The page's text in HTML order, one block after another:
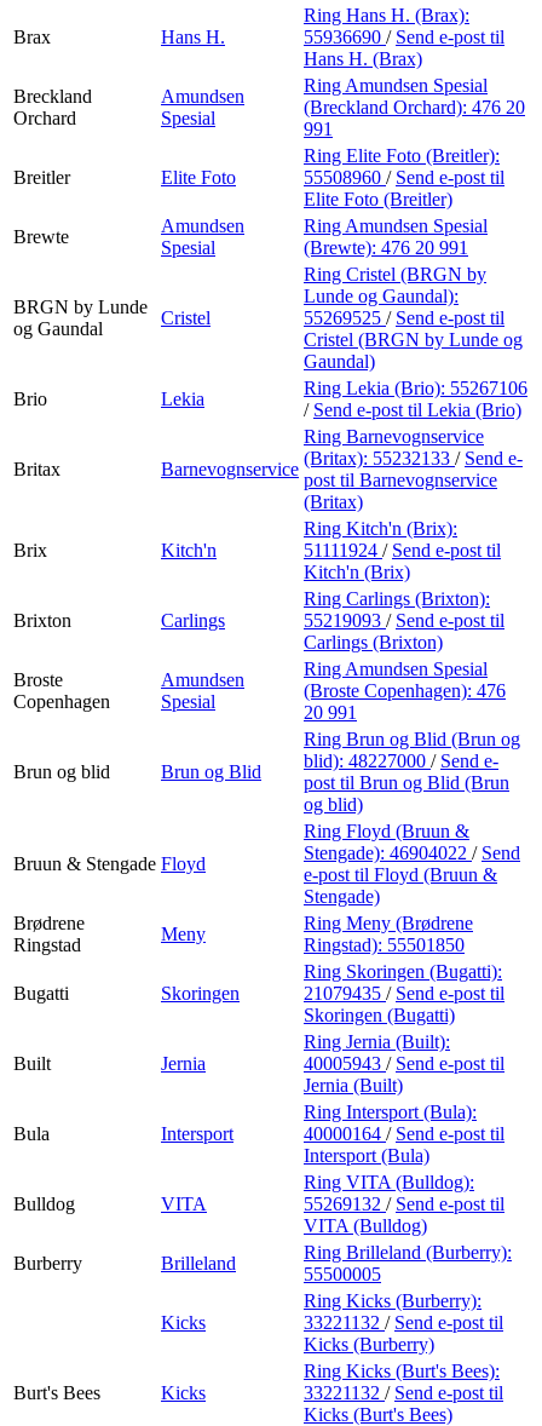
Brax Hans H.
Ring Hans H. (Brax):
55936690 / Send e-post til
Hans H. (Brax)
Breckland
Orchard
Amundsen
Spesial
Ring Amundsen Spesial
(Breckland Orchard): 476 20
991
Breitler Elite Foto
Ring Elite Foto (Breitler):
55508960 / Send e-post til
Elite Foto (Breitler)
Brewte
Amundsen
Spesial
Ring Amundsen Spesial
(Brewte): 476 20 991
BRGN by Lunde
og Gaundal
Cristel
Ring Cristel (BRGN by
Lunde og Gaundal):
55269525 / Send e-post til
Cristel (BRGN by Lunde og
Gaundal)
Brio
Lekia
Ring Lekia (Brio): 55267106
/ Send e-post til Lekia (Brio)
Britax Barnevognservice
Ring Barnevognservice
(Britax): 55232133 / Send e-
post til Barnevognservice
(Britax)
Brix Kitch'n
Ring Kitch'n (Brix):
51111924 / Send e-post til
Kitch'n (Brix)
Brixton Carlings
Ring Carlings (Brixton):
55219093 / Send e-post til
Carlings (Brixton)
Broste
Copenhagen
Amundsen
Spesial
Ring Amundsen Spesial
(Broste Copenhagen): 476
20 991
Brun og blid Brun og Blid
Ring Brun og Blid (Brun og
blid): 48227000 / Send e-
post til Brun og Blid (Brun
og blid)
Bruun & Stengade Floyd
Ring Floyd (Bruun &
Stengade): 46904022 / Send
e-post til Floyd (Bruun &
Stengade)
Brødrene
Ringstad
Meny
Ring Meny (Brødrene
Ringstad): 55501850
Bugatti Skoringen
Ring Skoringen (Bugatti):
21079435 / Send e-post til
Skoringen (Bugatti)
Built Jernia
Ring Jernia (Built):
40005943 / Send e-post til
Jernia (Built)
Bula Intersport
Ring Intersport (Bula):
40000164 / Send e-post til
Intersport (Bula)
Bulldog VITA
Ring VITA (Bulldog):
55269132 / Send e-post til
VITA (Bulldog)
Burberry
Brilleland
Ring Brilleland (Burberry):
55500005
Kicks
Ring Kicks (Burberry):
33221132 / Send e-post til
Kicks (Burberry)
Burt's Bees Kicks
Ring Kicks (Burt's Bees):
33221132 / Send e-post til
Kicks (Burt's Bees)